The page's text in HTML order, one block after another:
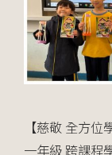
【慈敬 全方位
一年級 跨課程